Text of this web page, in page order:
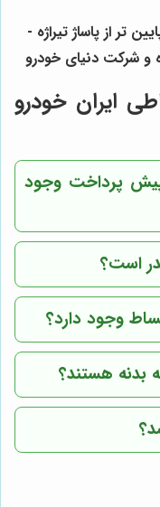
تر از پاساژ تیراژه -
ایران خودرو
پرداخت وجود
است؟
وجود دارد؟
بدنه هستند؟